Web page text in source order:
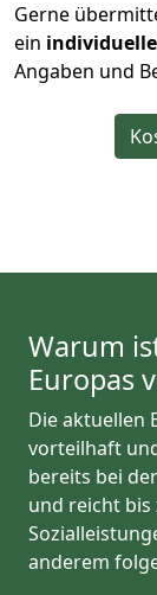
Gerne
ein
Angaben und
Warum
Europas
Die aktuellen
vorteilhaft
bereits bei
und reicht bis
anderem